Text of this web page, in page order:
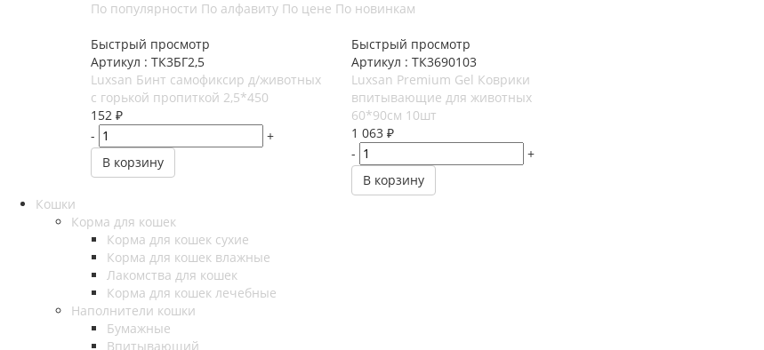
По популярности По алфавиту По цене По новинкам
Быстрый просмотр
Артикул : ТК3БГ2,5
Luxsan Бинт самофиксир д/животных
с горькой пропиткой 2,5*450
152 ₽
-
+
В корзину
Быстрый просмотр
Артикул : ТК3690103
Luxsan Premium Gel Коврики
впитывающие для животных
60*90cм 10шт
1 063₽
-
+
В корзину
Кошки
Корма для кошек
Корма для кошек сухие
Корма для кошек влажные
Лакомства для кошек
Корма для кошек лечебные
Наполнители кошки
Бумажные
Впитывающий